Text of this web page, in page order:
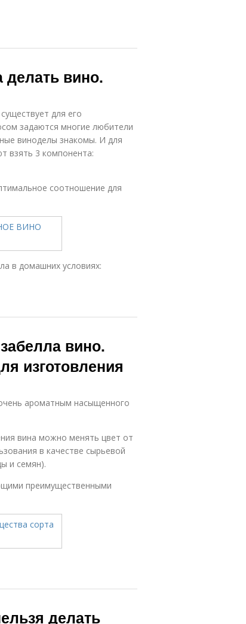
вино.
для его
задаются многие любители
виноделы знакомы. И для
взять 3 компонента:
соотношение для
в домашних условиях:
вино.
изготовления
ароматным насыщенного
вина можно менять цвет от
в качестве сырьевой
и семян).
преимущественными
делать